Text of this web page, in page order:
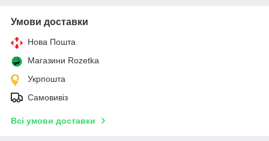
Умови доставки
Нова Пошта
Магазини Rozetka
Укрпошта
Самовивіз
Всі умови доставки